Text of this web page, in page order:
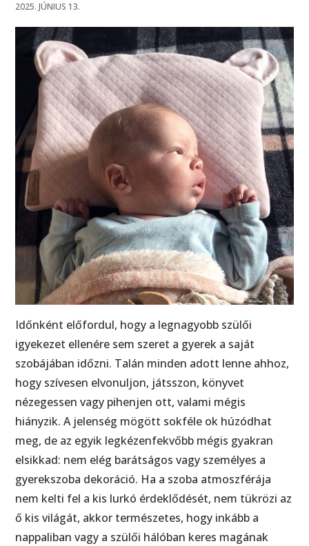
2025. JÚNIUS 13.
Időnként előfordul, hogy a legnagyobb szülői
igyekezet ellenére sem szeret a gyerek a saját
szobájában időzni. Talán minden adott lenne ahhoz,
hogy szívesen elvonuljon, játsszon, könyvet
nézegessen vagy pihenjen ott, valami mégis
hiányzik. A jelenség mögött sokféle ok húzódhat
meg, de az egyik legkézenfekvőbb mégis gyakran
elsikkad: nem elég barátságos vagy személyes a
gyerekszoba dekoráció. Ha a szoba atmoszférája
nem kelti fel a kis lurkó érdeklődését, nem tükrözi az
ő kis világát, akkor természetes, hogy inkább a
nappaliban vagy a szülői hálóban keres magának